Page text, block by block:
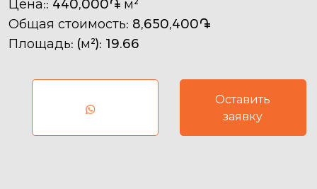
Цена:: 440,000֏ м²
Общая стоимость: 8,650,400֏
Площадь: (м²): 19.66
Оставить
заявку